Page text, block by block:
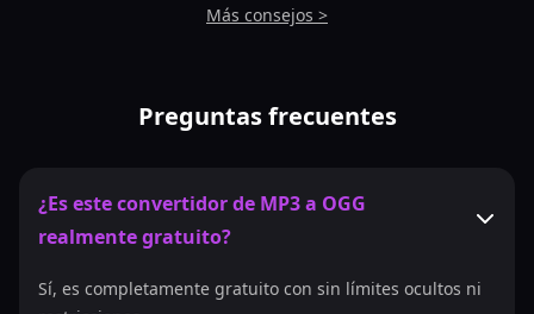
Más consejos >
Preguntas frecuentes
¿Es este convertidor de MP3 a OGG
realmente gratuito?
Sí, es completamente gratuito con sin límites ocultos ni